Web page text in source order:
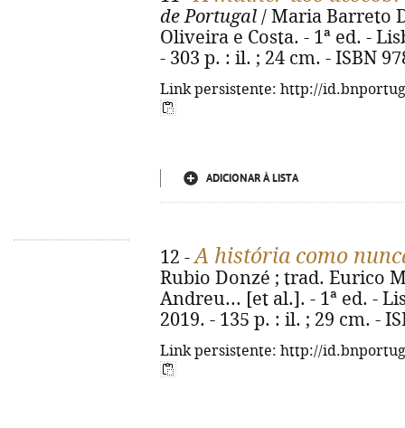
de Portugal / Maria Barreto
Oliveira e Costa. - 1ª ed. -
- 303 p. : il. ; 24 cm. - ISBN
Link persistente: http://
ADICIONAR À LISTA
12 -A história como
Rubio Donzé ; trad. Eurico
Andreu... [et al.]. - 1ª ed. -
2019. - 135 p. : il. ; 29 cm. -
Link persistente: http://